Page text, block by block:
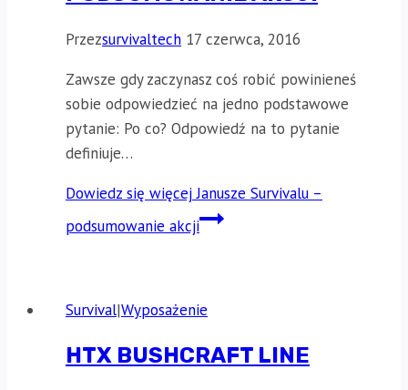
Przezsurvivaltech 17 czerwca, 2016
Zawsze gdy zaczynasz coś robić powinieneś
sobie odpowiedzieć na jedno podstawowe
pytanie: Po co? Odpowiedź na to pytanie
definiuje…
Dowiedz się więcejJanusze Survivalu –
podsumowanie akcji
Survival|Wyposażenie
HTX BUSHCRAFT LINE